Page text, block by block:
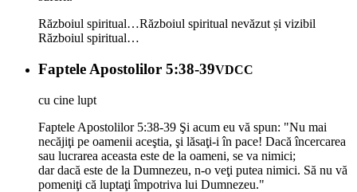
Războiul spiritual…Războiul spiritual nevăzut și vizibil
Războiul spiritual…
Faptele Apostolilor 5:38-39VDCC
cu cine lupt
Faptele Apostolilor 5:38-39 Şi acum eu vă spun: "Nu mai
necăjiţi pe oamenii aceştia, şi lăsaţi-i în pace! Dacă încercarea
sau lucrarea aceasta este de la oameni, se va nimici;
dar dacă este de la Dumnezeu, n-o veţi putea nimici. Să nu vă
pomeniţi că luptaţi împotriva lui Dumnezeu."